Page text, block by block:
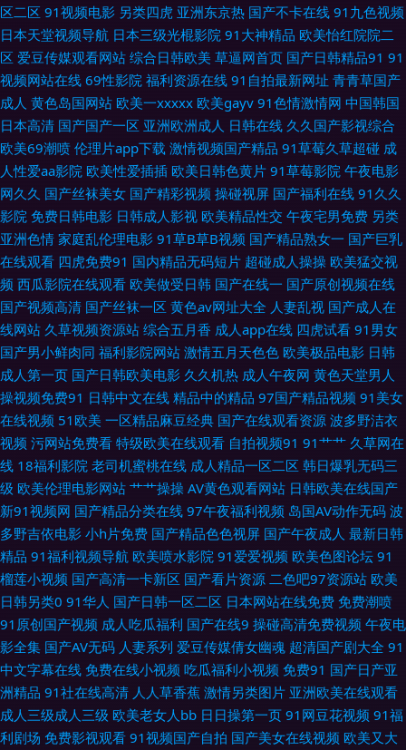
AV男天堂 大香蕉青草园 国产久艹网 久久爱99 青青青国产在线 香蕉在线观
看视频 3级片视频 WWW夜夜撸 东京热av在线 韩日色色网 蜜臀网站91 日韩
草B黄色片 午夜无码av网站 91偷拍字幕视频 超碰97综合 国产精品私 精品9
热这里 欧美色中文娱乐网 无码人妻熟妇av 91高清无码电影 超碰人与兽超碰
韩国3级无码 欧美操逼熟妇 日韩色情影院 亚洲卡一 91九色海角社区 av成人
导航 国产91精品探花 九九热草 欧美日韩00 日韩一页 午夜色色吧AV 91熟女
视频口 成人论理视屏 韩日中AV网址 老司机电影院 人人摸人人干 香蕉视屏
91网址在线观看 超碰99在 国产日韩欧美一区 三级网做爱 自拍亚洲欧美色图
A片大香蕉 国产精品女人乱轮 九一茄子 人妻福利导航 午夜影院欧美 最新91
国产视频 97涩在线资源网 国产传媒中文字幕 久久性交网 青娱乐pron 天堂青
青草 伊人成人在线观看 白丝足交在线 成人深夜福利导航 探花电影 AV72发
布页 国产精品第三页 无码韩日电影 91在线99 成人午夜剧场福利 激情影院A
片 日本色色资源 在线a久青草视频 a片三级片 福利内射官网 久久精品妻 欧
州成人一三区 婷婷五月香蕉 在线观看肏屄视频 AV高清在线播放 韩国三级大
片 欧美日本国产 三级片青青草 亚洲偷拍天堂 91网址导航 超碰另类 香蕉视
频免费观看 成人黄色AⅤ网站 玖玖男人资源站 深夜福利网址导航 91视屏专区
区二区 91视频电影 另类四虎 亚洲东京热 国产不卡在线 91九色视频
日本天堂视频导航 日本三级光棍影院 91大神精品 欧美怡红院院二
区 爱豆传媒观看网站 综合日韩欧美 草逼网首页 国产日韩精品91 91
视频网站在线 69性影院 福利资源在线 91自拍最新网址 青青草国产
成人 黄色岛国网站 欧美一xxxxx 欧美gayv 91色情激情网 中国韩国
日本高清 国产国产一区 亚洲欧洲成人 日韩在线 久久国产影视综合
欧美69潮喷 伦理片app下载 激情视频国产精品 91草莓久草超碰 成
人性爱aa影院 欧美性爱插插 欧美日韩色黄片 91草莓影院 午夜电影
网久久 国产丝袜美女 国产精彩视频 操碰视屏 国产福利在线 91久久
影院 免费日韩电影 日韩成人影视 欧美精品性交 午夜宅男免费 另类
亚洲色情 家庭乱伦理电影 91草B草B视频 国产精品熟女一 国产巨乳
在线观看 四虎免费91 国内精品无码短片 超碰成人操操 欧美猛交视
频 西瓜影院在线观看 欧美做受日韩 国产在线一 国产原创视频在线
国产视频高清 国产丝袜一区 黄色av网址大全 人妻乱视 国产成人在
线网站 久草视频资源站 综合五月香 成人app在线 四虎试看 91男女
国产男小鲜肉同 福利影院网站 激情五月天色色 欧美极品电影 日韩
成人第一页 国产日韩欧美电影 久久机热 成人午夜网 黄色天堂男人
操视频免费91 日韩中文在线 精品中的精品 97国产精品视频 91美女
在线视频 51欧美 一区精品麻豆经典 国产在线观看资源 波多野洁衣
视频 污网站免费看 特级欧美在线观看 自拍视频91 91艹艹 久草网在
线 18福利影院 老司机蜜桃在线 成人精品一区二区 韩日爆乳无码三
级 欧美伦理电影网站 艹艹操操 AV黄色观看网站 日韩欧美在线国产
新91视频网 国产精品分类在线 97午夜福利视频 岛国AV动作无码 波
多野吉依电影 小h片免费 国产精品色色视屏 国产午夜成人 最新日韩
精品 91福利视频导航 欧美喷水影院 91爱爱视频 欧美色图论坛 91
榴莲小视频 国产高清一卡新区 国产看片资源 二色吧97资源站 欧美
日韩另类0 91华人 国产日韩一区二区 日本网站在线免费 免费潮喷
91原创国产视频 成人吃瓜福利 国产在线9 操碰高清免费视频 午夜电
影全集 国产AV无码 人妻系列 爱豆传媒倩女幽魂 超清国产剧大全 91
中文字幕在线 免费在线小视频 吃瓜福利小视频 免费91 国产日产亚
洲精品 91社在线高清 人人草香蕉 激情另类图片 亚洲欧美在线观看
成人三级成人三级 欧美老女人bb 日日操第一页 91网豆花视频 91福
利剧场 免费影视观看 91视频国产自拍 国产美女在线视频 欧美又大